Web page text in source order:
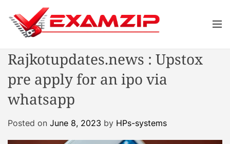
M
Rajkotupdates.news : Upstox
pre apply for an ipo via
whatsapp
Posted on June 8, 2023 by HPs-systems